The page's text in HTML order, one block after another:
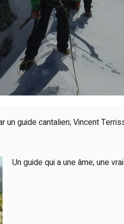
guide cantalien; Vincent
Un guide qui a une âme; une